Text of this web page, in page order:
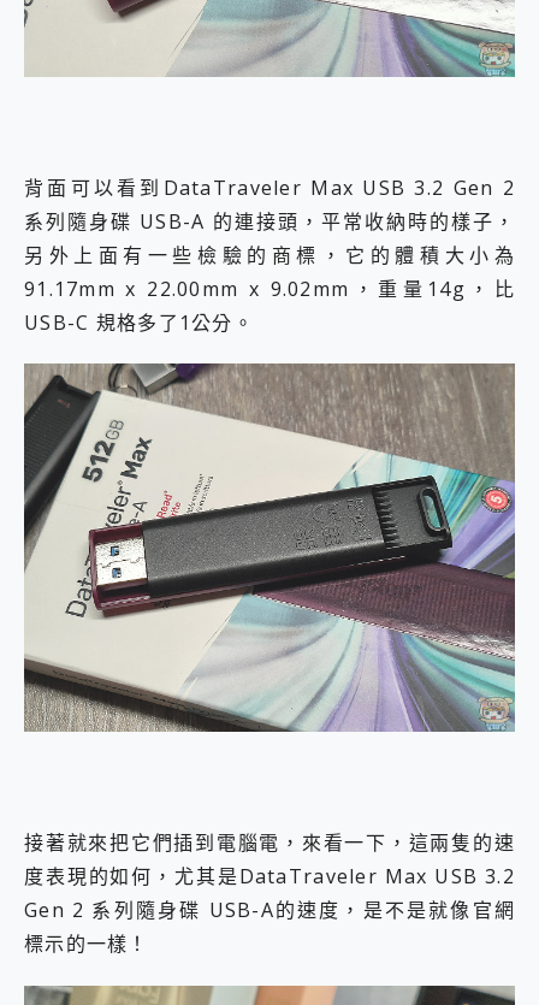
背面可以看到DataTraveler Max USB 3.2 Gen 2
系列隨身碟 USB-A 的連接頭，平常收納時的樣子，
另外上面有一些檢驗的商標，它的體積大小為
91.17mm x 22.00mm x 9.02mm，重量14g，比
USB-C 規格多了1公分。
接著就來把它們插到電腦電，來看一下，這兩隻的速
度表現的如何，尤其是DataTraveler Max USB 3.2
Gen 2 系列隨身碟 USB-A的速度，是不是就像官網
標示的一樣！